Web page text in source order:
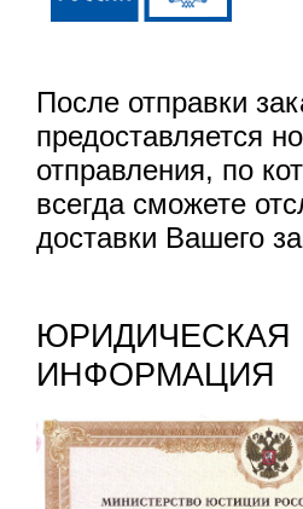
После отправки
предоставляется
отправления, по
всегда сможете
доставки Вашего
ЮРИДИЧЕСКАЯ
ИНФОРМАЦИЯ